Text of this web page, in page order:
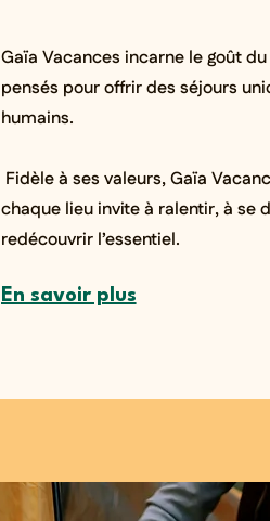
Gaïa Vacances incarne le goût
pensés pour offrir des séjours
humains.
Fidèle à ses valeurs, Gaïa
chaque lieu invite à ralentir, à se
redécouvrir l’essentiel.
En savoir plus